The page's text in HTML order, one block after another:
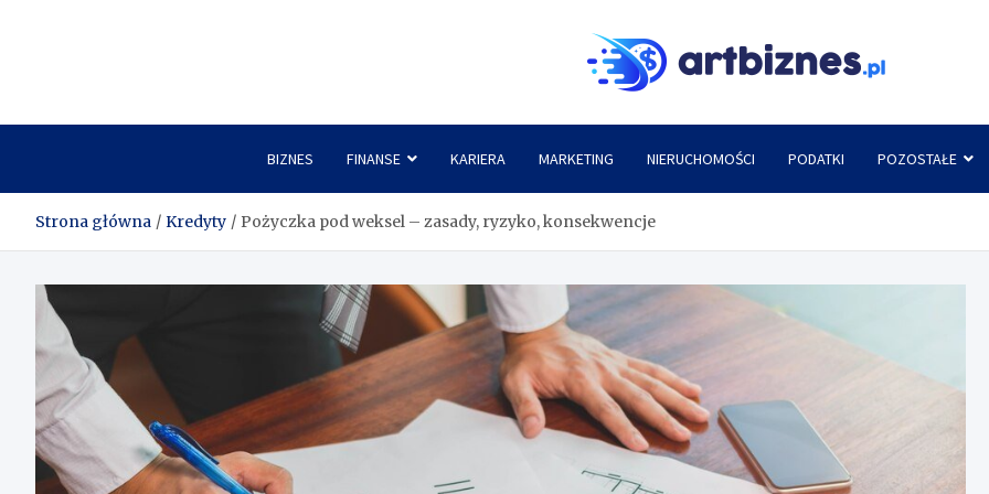
BIZNES FINANSE KARIERA MARKETING NIERUCHOMOŚCI PODATKI POZOSTAŁE
Strona główna Kredyty Pożyczka pod weksel – zasady, ryzyko, konsekwencje